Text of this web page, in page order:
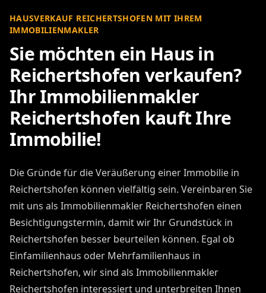
HAUSVERKAUF REICHERTSHOFEN MIT IHREM
IMMOBILIENMAKLER
Sie möchten ein Haus in
Reichertshofen verkaufen?
Ihr Immobilienmakler
Reichertshofen kauft Ihre
Immobilie!
Die Gründe für die Veräußerung einer Immobilie in
Reichertshofen können vielfältig sein. Vereinbaren Sie
mit uns als Immobilienmakler Reichertshofen einen
Besichtigungstermin, damit wir Ihr Grundstück in
Reichertshofen besser beurteilen können. Egal ob
Einfamilienhaus oder Mehrfamilienhaus in
Reichertshofen, wir sind als Immobilienmakler
Reichertshofen interessiert und unterbreiten Ihnen